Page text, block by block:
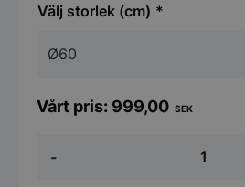
storlek (cm)
-
rund
999,00 SEK